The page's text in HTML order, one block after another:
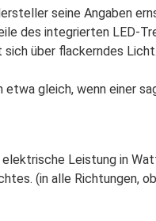
seine Angaben
des integrierten LED-
über flackerndes
gleich, wenn einer
Leistung in
(in alle Richtungen,